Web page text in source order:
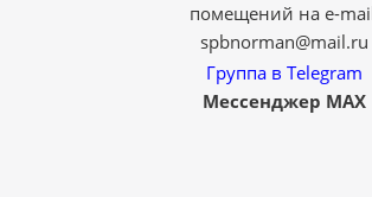
помещений на e-
spbnorman@mail.ru
Группа в Telegram
Мессенджер MAX